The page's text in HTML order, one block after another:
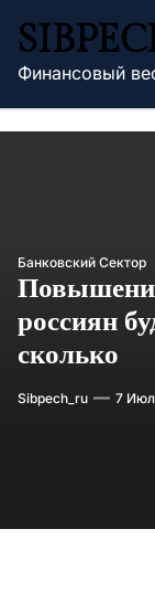
содержимому
Финансовый
Банковский Сектор
россиян
сколько
Sibpech_ru 7